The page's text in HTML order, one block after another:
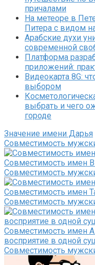
причалами
На метеоре в
Питера с видом
Арабские духи
современной
Платформа
приложений:
Видеокарта 8G:
выбором
выбрать и чего
городе
Значение имени Дарья
Совместимость
Совместимость имен
Совместимость
Совместимость имен
Совместимость
Совместимость имен
восприятие в одной
Совместимость